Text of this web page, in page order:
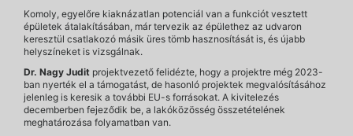
Komoly, egyelőre kiaknázatlan potenciál van a funkciót vesztett
épületek átalakításában, már tervezik az épülethez az udvaron
keresztül csatlakozó másik üres tömb hasznosítását is, és újabb
helyszíneket is vizsgálnak.
Dr. Nagy Judit projektvezető felidézte, hogy a projektre még 2023-
ban nyerték el a támogatást, de hasonló projektek megvalósításához
jelenleg is keresik a további EU-s forrásokat. A kivitelezés
decemberben fejeződik be, a lakóközösség összetételének
meghatározása folyamatban van.